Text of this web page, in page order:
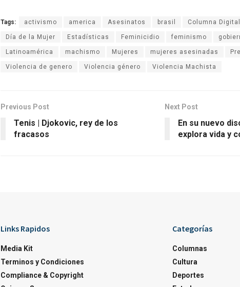
Tags: activismo america Asesinatos brasil Columna Digital
Día de la Mujer Estadísticas Feminicidio feminismo
Latinoamérica machismo Mujeres mujeres asesinadas
Violencia de genero Violencia género Violencia Machista
Previous Post
Tenis | Djokovic, rey de los
fracasos
Next Post
En su nuevo
explora vida y
Links Rapidos
Media Kit
Terminos y Condiciones
Compliance & Copyright
Categorías
Columnas
Cultura
Deportes